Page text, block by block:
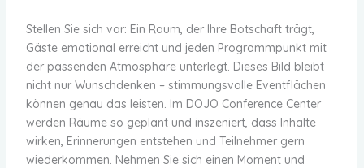
Stellen Sie sich vor: Ein Raum, der Ihre Botschaft trägt,
Gäste emotional erreicht und jeden Programmpunkt mit
der passenden Atmosphäre unterlegt. Dieses Bild bleibt
nicht nur Wunschdenken – stimmungsvolle Eventflächen
können genau das leisten. Im DOJO Conference Center
werden Räume so geplant und inszeniert, dass Inhalte
wirken, Erinnerungen entstehen und Teilnehmer gern
wiederkommen. Nehmen Sie sich einen Moment und